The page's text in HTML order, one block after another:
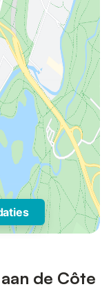
de Côte